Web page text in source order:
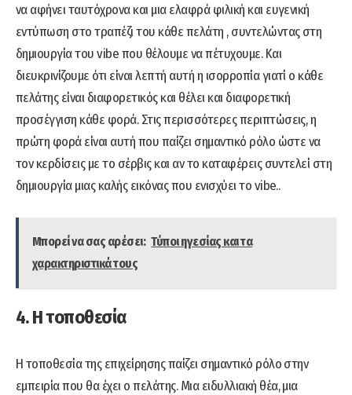
να αφήνει ταυτόχρονα και μια ελαφρά φιλική και ευγενική
εντύπωση στο τραπέζι του κάθε πελάτη , συντελώντας στη
δημιουργία του vibe που θέλουμε να πέτυχουμε. Και
διευκρινίζουμε ότι είναι λεπτή αυτή η ισορροπία γιατί ο κάθε
πελάτης είναι διαφορετικός και θέλει και διαφορετική
προσέγγιση κάθε φορά. Στις περισσότερες περιπτώσεις, η
πρώτη φορά είναι αυτή που παίζει σημαντικό ρόλο ώστε να
τον κερδίσεις με το σέρβις και αν το καταφέρεις συντελεί στη
δημιουργία μιας καλής εικόνας που ενισχύει το vibe..
Μπορεί να σας αρέσει: Τύποι ηγεσίας και τα
χαρακτηριστικά τους
4. Η τοποθεσία
Η τοποθεσία της επιχείρησης παίζει σημαντικό ρόλο στην
εμπειρία που θα έχει ο πελάτης. Μια ειδυλλιακή θέα, μια